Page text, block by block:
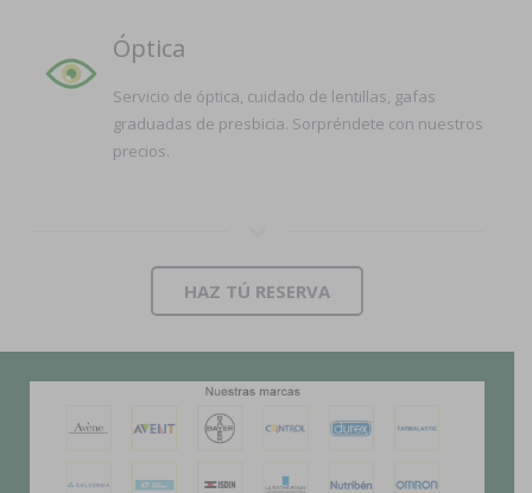
Óptica
Servicio de óptica, cuidado de lentillas, gafas
graduadas de presbicia. Sorpréndete con nuestros
precios.
HAZ TÚ RESERVA